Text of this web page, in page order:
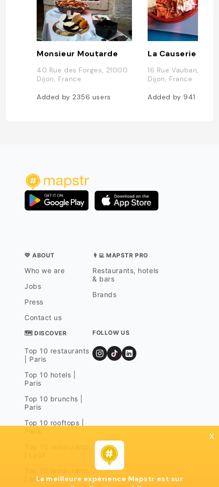
Monsieur Moutarde
40 Rue des Forges, 21000
Dijon, France
Added by 2356 users
16 Rue Vauban,
Dijon, France
Added by 941users
💛 ABOUT
Who we are
Jobs
Press
Contact us
👨‍💻 MAPSTR PRO
Restaurants, hotels
& bars
Brands
🗺 DISCOVER
Top 10 restaurants
| Paris
Top 10 hotels |
Paris
Top 10 brunchs |
Paris
Top 10 rooftops |
| Marseille
FOLLOW US
x
La meilleure expérience Mapstr est sur